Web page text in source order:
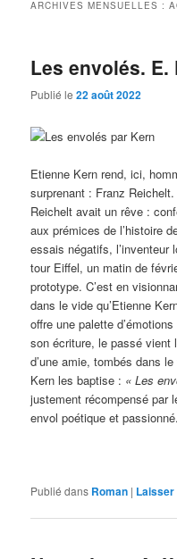
ARCHIVES MENSUELLES :
Les envolés. E.
Publié le22 août 2022
Etienne Kern rend, ici,
surprenant : Franz
Reichelt avait un rêve :
aux prémices de l’histoire
essais négatifs, l’inventeur
tour Eiffel, un matin de
prototype. C’est en
dans le vide qu’Etienne
offre une palette
son écriture, le passé vient
d’une amie, tombés dans
Kern les baptise : « Les
justement récompensé par
envol poétique et passionné.
Publié dans Roman |